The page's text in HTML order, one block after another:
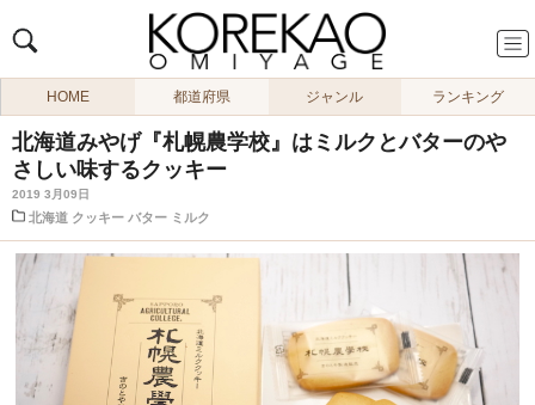
HOME 都道府県 ジャンル ランキング
北海道みやげ『札幌農学校』はミルクとバターのや
さしい味するクッキー
2019 3月09日
北海道 クッキー バター ミルク